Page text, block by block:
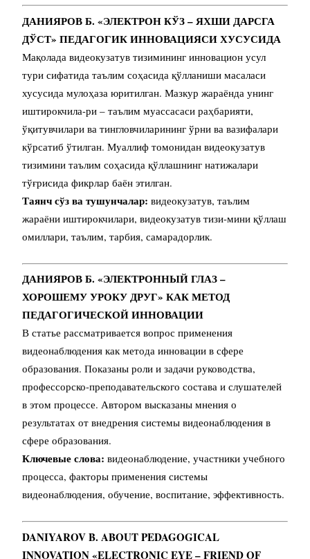
ДАНИЯРОВ Б. «ЭЛЕКТРОН КЎЗ – ЯХШИ ДАРСГА
ДЎСТ» ПЕДАГОГИК ИННОВАЦИЯСИ ХУСУСИДА
Мақолада видеокузатув тизимининг инновацион усул
тури сифатида таълим соҳасида қўлланиши масаласи
хусусида мулоҳаза юритилган. Мазкур жараёнда унинг
иштирокчила-ри – таълим муассасаси раҳбарияти,
ўқитувчилари ва тингловчиларининг ўрни ва вазифалари
кўрсатиб ўтилган. Муаллиф томонидан видеокузатув
тизимини таълим соҳасида қўллашнинг натижалари
тўғрисида фикрлар баён этилган.
Таянч сўз ва тушунчалар: видеокузатув, таълим
жараёни иштирокчилари, видеокузатув тизи-мини қўллаш
омиллари, таълим, тарбия, самарадорлик.
ДАНИЯРОВ Б. «ЭЛЕКТРОННЫЙ ГЛАЗ –
ХОРОШЕМУ УРОКУ ДРУГ» КАК МЕТОД
ПЕДАГОГИЧЕСКОЙ ИННОВАЦИИ
В статье рассматривается вопрос применения
видеонаблюдения как метода инновации в сфере
образования. Показаны роли и задачи руководства,
профессорско-преподавательского состава и слушателей
в этом процессе. Автором высказаны мнения о
результатах от внедрения системы видеонаблюдения в
сфере образования.
Ключевые слова: видеонаблюдение, участники учебного
процесса, факторы применения системы
видеонаблюдения, обучение, воспитание, эффективность.
DANIYAROV B. ABOUT PEDAGOGICAL
INNOVATION «ELECTRONIC EYE – FRIEND OF